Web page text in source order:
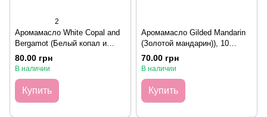
2
Аромамасло White Copal and
Bergamot (Белый копал и
бергамот), 10 грамм
80.00 грн
В наличии
Купить
Аромамасло Gilded Mandarin
(Золотой мандарин)), 10
грамм
70.00 грн
В наличии
Купить